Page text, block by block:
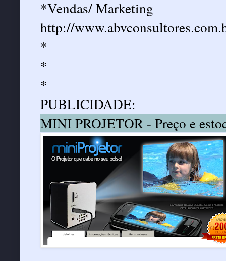
*Vendas/ Marketing
http://
*
*
*
PUBLICIDADE:
MINI PROJETOR - Preço e